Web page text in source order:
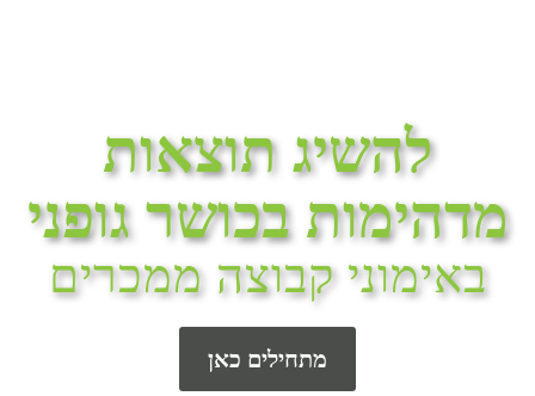
להשיג תוצאות
מדהימות בכושר גופני
באימוני קבוצה ממכרים
מתחילים כאן